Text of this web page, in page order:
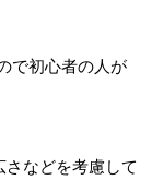
で初心者の人が
などを考慮して